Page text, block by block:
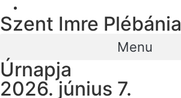
Szent Imre Plébánia
Menu
Úrnapja
2026. június 7.